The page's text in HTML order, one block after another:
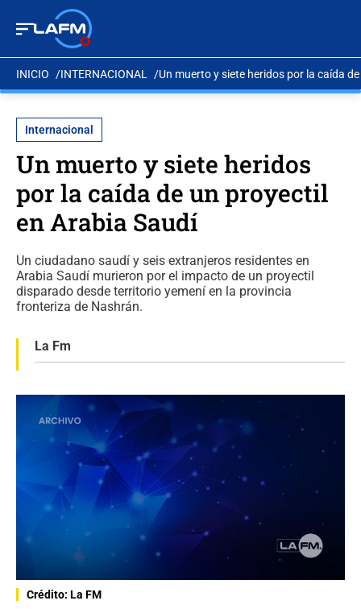
INICIO INTERNACIONAL Un muerto y siete heridos por la caída
Internacional
Un muerto y siete heridos
por la caída de un proyectil
en Arabia Saudí
Un ciudadano saudí y seis extranjeros residentes en
Arabia Saudí murieron por el impacto de un proyectil
disparado desde territorio yemení en la provincia
fronteriza de Nashrán.
La Fm
Crédito: La FM